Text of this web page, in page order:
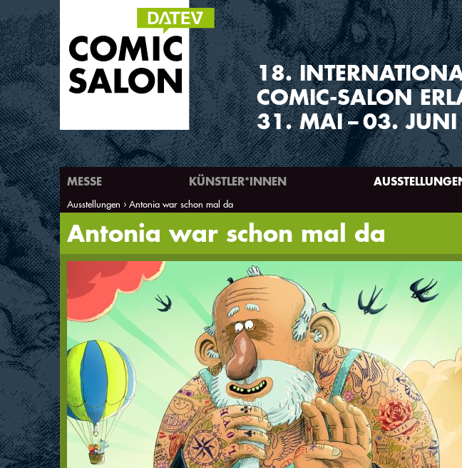
18.
COMIC-SALON
31. MAI–03.
MESSE KÜNSTLER*INNEN
Sie sind hier
Ausstellungen Antonia war schon mal da
Antonia war schon mal da